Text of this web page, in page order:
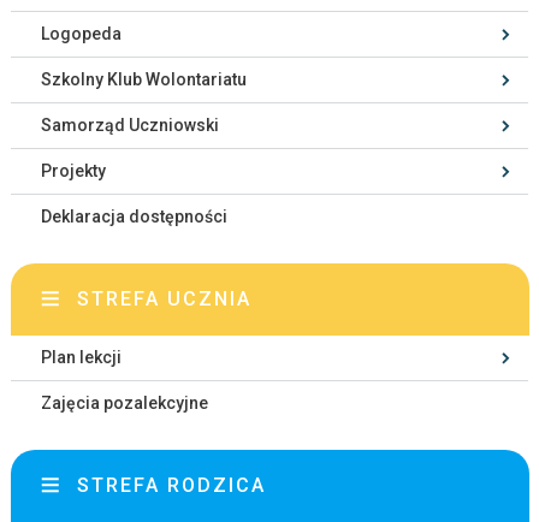
Logopeda
Szkolny Klub Wolontariatu
Samorząd Uczniowski
Projekty
Deklaracja dostępności
STREFA UCZNIA
Plan lekcji
Zajęcia pozalekcyjne
STREFA RODZICA